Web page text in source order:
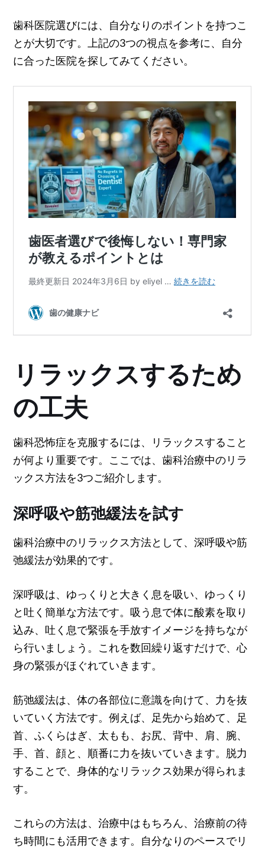
歯科医院選びには、自分なりのポイントを持つこ
とが大切です。上記の3つの視点を参考に、自分
に合った医院を探してみてください。
リラックスするため
の工夫
歯科恐怖症を克服するには、リラックスすること
が何より重要です。ここでは、歯科治療中のリラ
ックス方法を3つご紹介します。
深呼吸や筋弛緩法を試す
歯科治療中のリラックス方法として、深呼吸や筋
弛緩法が効果的です。
深呼吸は、ゆっくりと大きく息を吸い、ゆっくり
と吐く簡単な方法です。吸う息で体に酸素を取り
込み、吐く息で緊張を手放すイメージを持ちなが
ら行いましょう。これを数回繰り返すだけで、心
身の緊張がほぐれていきます。
筋弛緩法は、体の各部位に意識を向けて、力を抜
いていく方法です。例えば、足先から始めて、足
首、ふくらはぎ、太もも、お尻、背中、肩、腕、
手、首、顔と、順番に力を抜いていきます。脱力
することで、身体的なリラックス効果が得られま
す。
これらの方法は、治療中はもちろん、治療前の待
ち時間にも活用できます。自分なりのペースでリ